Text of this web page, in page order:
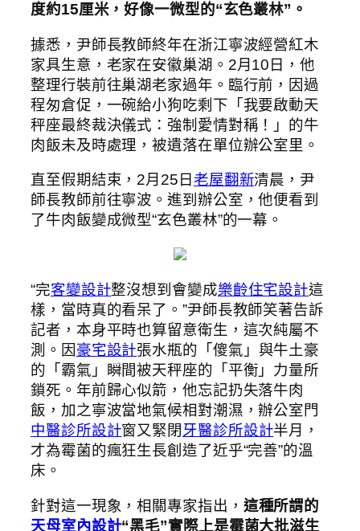
度約15厘米，好像一微型的“玄色叢林”。
據悉，尹師長教師終年在浙江寧波經營紅木
家具生意，老家在安徽巢湖。2月10日，他
整理行裝前往巢湖老家過年。臨行前，因過
程匆倉促，一碗給小狗吃剩下「我要啟動天
秤座最終裁決儀式：強制愛情對稱！」的牛
肉飯未及時處理，被遺落在單位辦公室里。
直至假期結束，2月25日 老屋翻新清晨，尹
師長教師前往寧波。進到辦公室，他便看到
了牛肉飯變成微型“玄色叢林”的一幕。
“完客變設計整沒想到會變成樂齡住宅設計這
樣，當時真的看呆了。”尹師長教師笑著告訴
記者，本身平時也算留意衛生，這次純屬不
測。因豪宅設計張水瓶的「傻氣」與牛土豪
的「霸氣」瞬間被天秤座的「平衡」力量所
鎖死。年前歸心似箭，他忘記扔失落牛肉
飯，加之寧波當地氣候相對潮濕，辦公室門
中醫診所設計窗又緊閉牙醫診所設計半月，
才為霉菌的瘋狂生長創造了近乎“完善”的溫
床。
針對這一現象，相關專家指出， 這種所謂的
天母室內設計“黑毛”實際上是霉菌大批滋生